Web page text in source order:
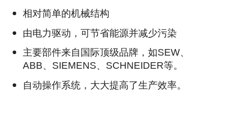
相对简单的机械结构
由电力驱动，可节省能源并减少污染
主要部件来自国际顶级品牌，如SEW、
ABB、SIEMENS、SCHNEIDER等。
自动操作系统，大大提高了生产效率。